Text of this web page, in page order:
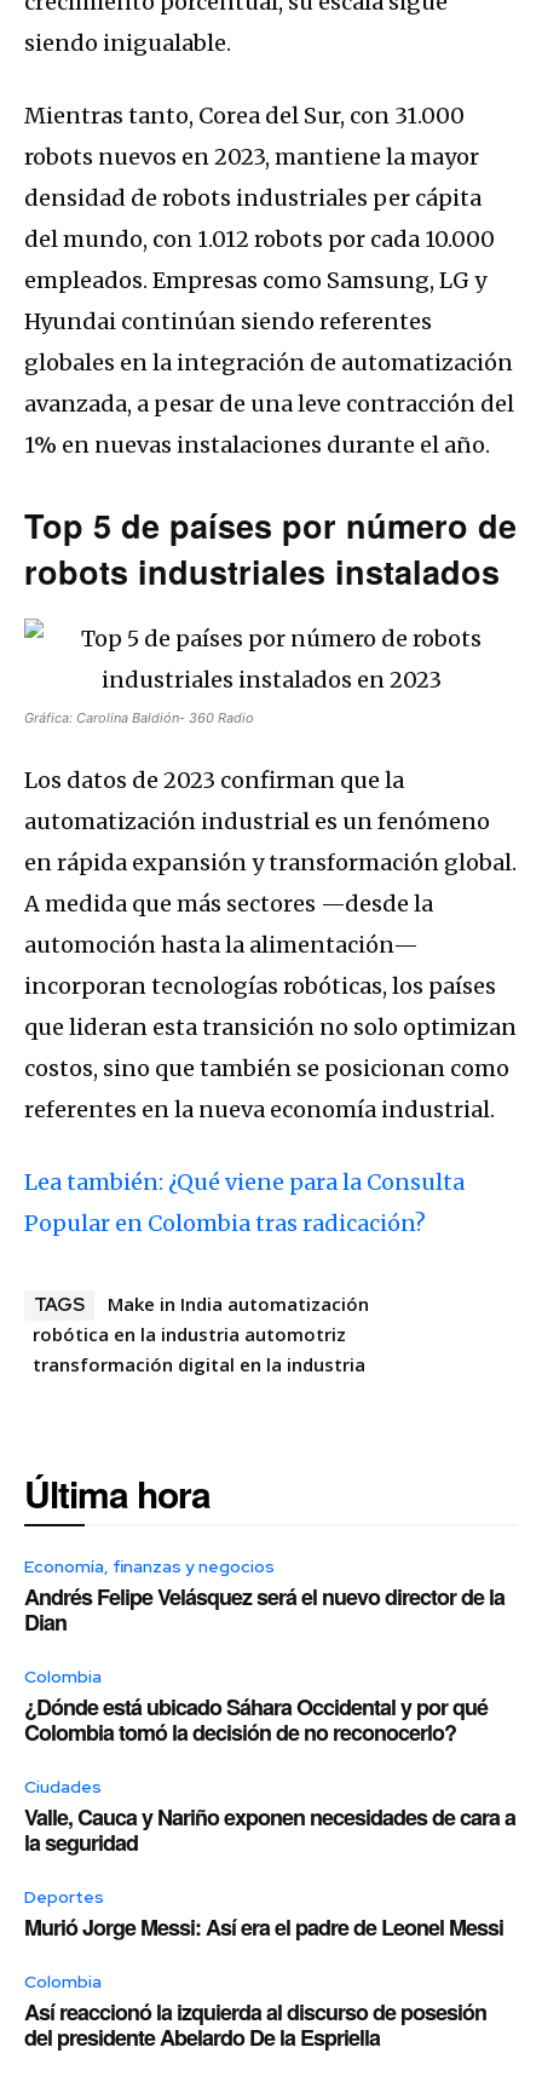
siendo inigualable.
Mientras tanto, Corea del Sur, con 31.000
robots nuevos en 2023, mantiene la mayor
densidad de robots industriales per cápita
del mundo, con 1.012 robots por cada 10.000
empleados. Empresas como Samsung, LG y
Hyundai continúan siendo referentes
globales en la integración de automatización
avanzada, a pesar de una leve contracción del
1% en nuevas instalaciones durante el año.
Top 5 de países por número de
robots industriales instalados
Gráfica: Carolina Baldión- 360 Radio
Los datos de 2023 confirman que la
automatización industrial es un fenómeno
en rápida expansión y transformación global.
A medida que más sectores —desde la
automoción hasta la alimentación—
incorporan tecnologías robóticas, los países
que lideran esta transición no solo optimizan
costos, sino que también se posicionan como
referentes en la nueva economía industrial.
Lea también: ¿Qué viene para la Consulta
Popular en Colombia tras radicación?
TAGS
Make in India automatización
robótica en la industria automotriz
transformación digital en la industria
Última hora
Economía, finanzas y negocios
Andrés Felipe Velásquez será el nuevo director de la
Dian
Colombia
¿Dónde está ubicado Sáhara Occidental y por qué
Colombia tomó la decisión de no reconocerlo?
Ciudades
Valle, Cauca y Nariño exponen necesidades de cara a
la seguridad
Deportes
Murió Jorge Messi: Así era el padre de Leonel Messi
Colombia
Así reaccionó la izquierda al discurso de posesión
del presidente Abelardo De la Espriella